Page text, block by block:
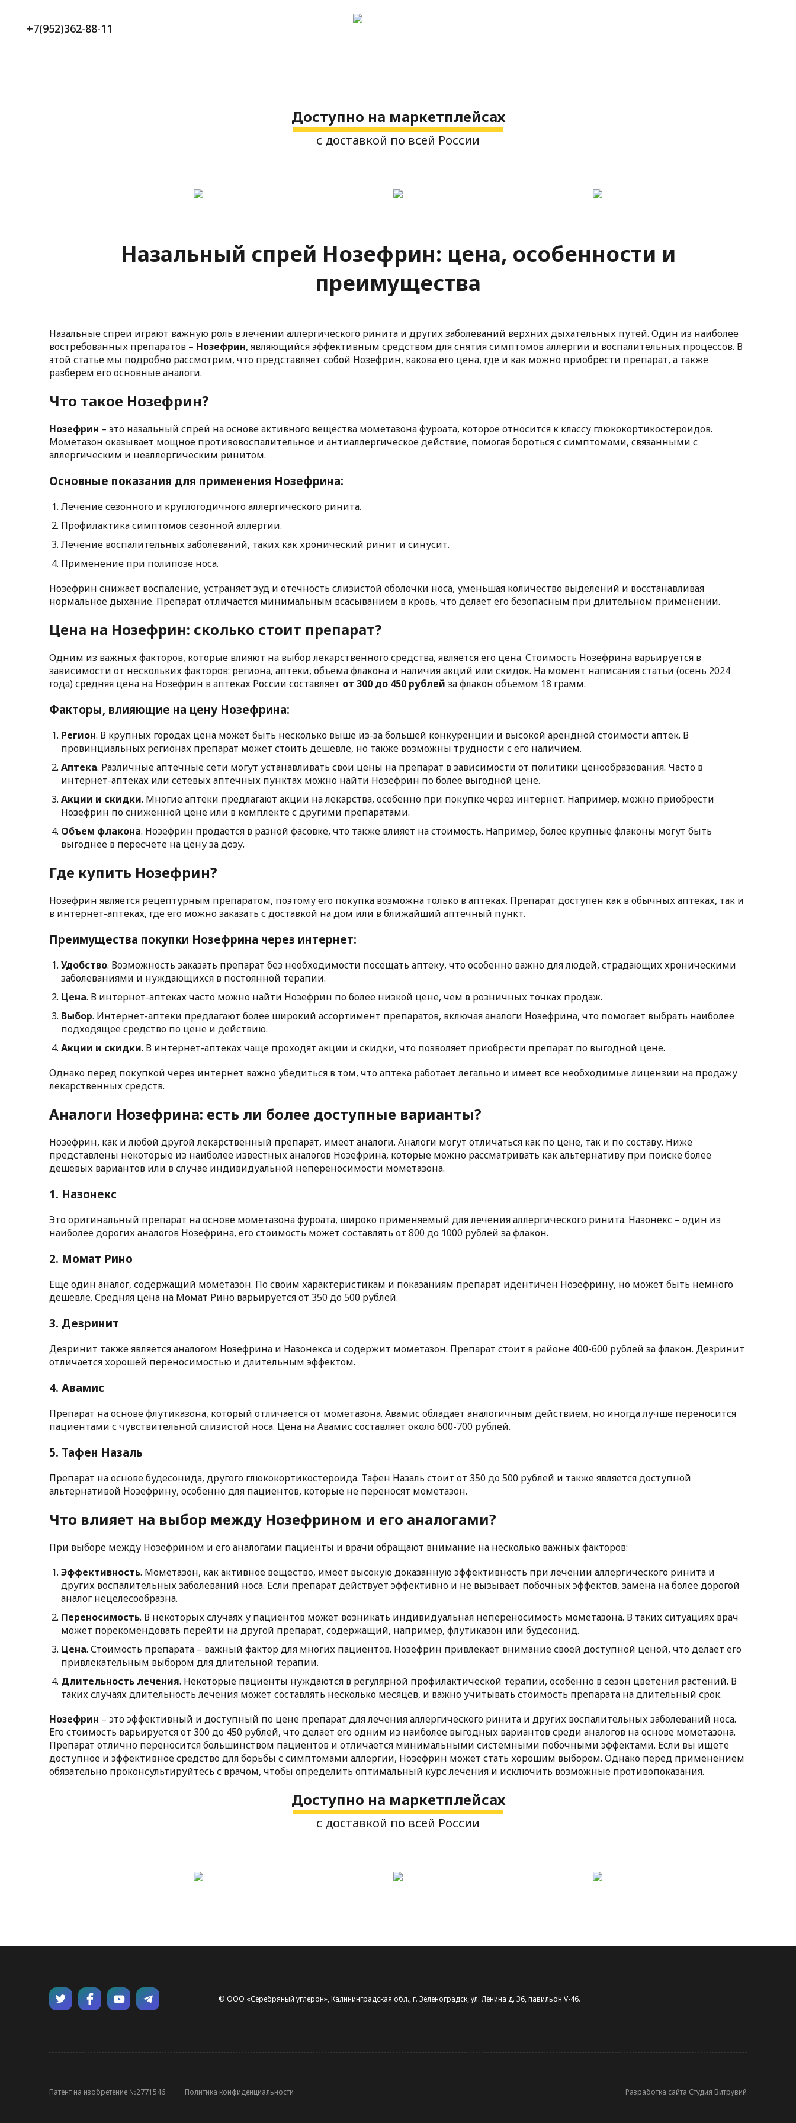
+7(952)362-88-11
Доступно на маркетплейсах
с доставкой по всей России
Назальный спрей Нозефрин: цена, особенности и
преимущества
Назальные спреи играют важную роль в лечении аллергического ринита и других заболеваний верхних дыхательных путей. Один из наиболее
востребованных препаратов – Нозефрин, являющийся эффективным средством для снятия симптомов аллергии и воспалительных процессов. В
этой статье мы подробно рассмотрим, что представляет собой Нозефрин, какова его цена, где и как можно приобрести препарат, а также
разберем его основные аналоги.
Что такое Нозефрин?
Нозефрин – это назальный спрей на основе активного вещества мометазона фуроата, которое относится к классу глюкокортикостероидов.
Мометазон оказывает мощное противовоспалительное и антиаллергическое действие, помогая бороться с симптомами, связанными с
аллергическим и неаллергическим ринитом.
Основные показания для применения Нозефрина:
Лечение сезонного и круглогодичного аллергического ринита.
Профилактика симптомов сезонной аллергии.
Лечение воспалительных заболеваний, таких как хронический ринит и синусит.
Применение при полипозе носа.
Нозефрин снижает воспаление, устраняет зуд и отечность слизистой оболочки носа, уменьшая количество выделений и восстанавливая
нормальное дыхание. Препарат отличается минимальным всасыванием в кровь, что делает его безопасным при длительном применении.
Цена на Нозефрин: сколько стоит препарат?
Одним из важных факторов, которые влияют на выбор лекарственного средства, является его цена. Стоимость Нозефрина варьируется в
зависимости от нескольких факторов: региона, аптеки, объема флакона и наличия акций или скидок. На момент написания статьи (осень 2024
года) средняя цена на Нозефрин в аптеках России составляет от 300 до 450 рублей за флакон объемом 18 грамм.
Факторы, влияющие на цену Нозефрина:
Регион. В крупных городах цена может быть несколько выше из-за большей конкуренции и высокой арендной стоимости аптек. В
провинциальных регионах препарат может стоить дешевле, но также возможны трудности с его наличием.
Аптека. Различные аптечные сети могут устанавливать свои цены на препарат в зависимости от политики ценообразования. Часто в
интернет-аптеках или сетевых аптечных пунктах можно найти Нозефрин по более выгодной цене.
Акции и скидки. Многие аптеки предлагают акции на лекарства, особенно при покупке через интернет. Например, можно приобрести
Нозефрин по сниженной цене или в комплекте с другими препаратами.
Объем флакона. Нозефрин продается в разной фасовке, что также влияет на стоимость. Например, более крупные флаконы могут быть
выгоднее в пересчете на цену за дозу.
Где купить Нозефрин?
Нозефрин является рецептурным препаратом, поэтому его покупка возможна только в аптеках. Препарат доступен как в обычных аптеках, так и
в интернет-аптеках, где его можно заказать с доставкой на дом или в ближайший аптечный пункт.
Преимущества покупки Нозефрина через интернет:
Удобство. Возможность заказать препарат без необходимости посещать аптеку, что особенно важно для людей, страдающих хроническими
заболеваниями и нуждающихся в постоянной терапии.
Цена. В интернет-аптеках часто можно найти Нозефрин по более низкой цене, чем в розничных точках продаж.
Выбор. Интернет-аптеки предлагают более широкий ассортимент препаратов, включая аналоги Нозефрина, что помогает выбрать наиболее
подходящее средство по цене и действию.
Акции и скидки. В интернет-аптеках чаще проходят акции и скидки, что позволяет приобрести препарат по выгодной цене.
Однако перед покупкой через интернет важно убедиться в том, что аптека работает легально и имеет все необходимые лицензии на продажу
лекарственных средств.
Аналоги Нозефрина: есть ли более доступные варианты?
Нозефрин, как и любой другой лекарственный препарат, имеет аналоги. Аналоги могут отличаться как по цене, так и по составу. Ниже
представлены некоторые из наиболее известных аналогов Нозефрина, которые можно рассматривать как альтернативу при поиске более
дешевых вариантов или в случае индивидуальной непереносимости мометазона.
1. Назонекс
Это оригинальный препарат на основе мометазона фуроата, широко применяемый для лечения аллергического ринита. Назонекс – один из
наиболее дорогих аналогов Нозефрина, его стоимость может составлять от 800 до 1000 рублей за флакон.
2. Момат Рино
Еще один аналог, содержащий мометазон. По своим характеристикам и показаниям препарат идентичен Нозефрину, но может быть немного
дешевле. Средняя цена на Момат Рино варьируется от 350 до 500 рублей.
3. Дезринит
Дезринит также является аналогом Нозефрина и Назонекса и содержит мометазон. Препарат стоит в районе 400-600 рублей за флакон. Дезринит
отличается хорошей переносимостью и длительным эффектом.
4. Авамис
Препарат на основе флутиказона, который отличается от мометазона. Авамис обладает аналогичным действием, но иногда лучше переносится
пациентами с чувствительной слизистой носа. Цена на Авамис составляет около 600-700 рублей.
5. Тафен Назаль
Препарат на основе будесонида, другого глюкокортикостероида. Тафен Назаль стоит от 350 до 500 рублей и также является доступной
альтернативой Нозефрину, особенно для пациентов, которые не переносят мометазон.
Что влияет на выбор между Нозефрином и его аналогами?
При выборе между Нозефрином и его аналогами пациенты и врачи обращают внимание на несколько важных факторов:
Эффективность. Мометазон, как активное вещество, имеет высокую доказанную эффективность при лечении аллергического ринита и
других воспалительных заболеваний носа. Если препарат действует эффективно и не вызывает побочных эффектов, замена на более дорогой
аналог нецелесообразна.
Переносимость. В некоторых случаях у пациентов может возникать индивидуальная непереносимость мометазона. В таких ситуациях врач
может порекомендовать перейти на другой препарат, содержащий, например, флутиказон или будесонид.
Цена. Стоимость препарата – важный фактор для многих пациентов. Нозефрин привлекает внимание своей доступной ценой, что делает его
привлекательным выбором для длительной терапии.
Длительность лечения. Некоторые пациенты нуждаются в регулярной профилактической терапии, особенно в сезон цветения растений. В
таких случаях длительность лечения может составлять несколько месяцев, и важно учитывать стоимость препарата на длительный срок.
Нозефрин – это эффективный и доступный по цене препарат для лечения аллергического ринита и других воспалительных заболеваний носа.
Его стоимость варьируется от 300 до 450 рублей, что делает его одним из наиболее выгодных вариантов среди аналогов на основе мометазона.
Препарат отлично переносится большинством пациентов и отличается минимальными системными побочными эффектами. Если вы ищете
доступное и эффективное средство для борьбы с симптомами аллергии, Нозефрин может стать хорошим выбором. Однако перед применением
обязательно проконсультируйтесь с врачом, чтобы определить оптимальный курс лечения и исключить возможные противопоказания.
Доступно на маркетплейсах
с доставкой по всей России
© ООО «Серебряный углерон», Калининградская обл., г. Зеленоградск, ул. Ленина д. 36, павильон V-46.
Патент на изобретение №2771546 Политика конфиденциальности Разработка сайта Студия Витрувий